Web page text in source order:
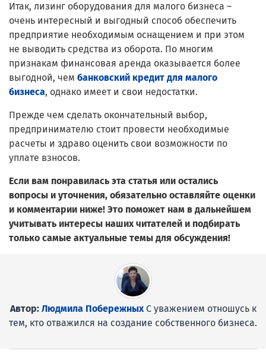
Итак, лизинг оборудования для малого бизнеса –
очень интересный и выгодный способ обеспечить
предприятие необходимым оснащением и при этом
не выводить средства из оборота. По многим
признакам финансовая аренда оказывается более
выгодной, чем банковский кредит для малого
бизнеса, однако имеет и свои недостатки.
Прежде чем сделать окончательный выбор,
предпринимателю стоит провести необходимые
расчеты и здраво оценить свои возможности по
уплате взносов.
Если вам понравилась эта статья или остались
вопросы и уточнения, обязательно оставляйте оценки
и комментарии ниже! Это поможет нам в дальнейшем
учитывать интересы наших читателей и подбирать
только самые актуальные темы для обсуждения!
Автор: Людмила ПобережныхС уважением отношусь к
тем, кто отважился на создание собственного бизнеса.